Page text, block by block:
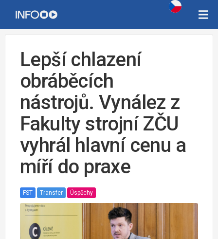
Lepší chlazení
obráběcích
nástrojů. Vynález z
Fakulty strojní ZČU
vyhrál hlavní cenu a
míří do praxe
FST Transfer Úspěchy